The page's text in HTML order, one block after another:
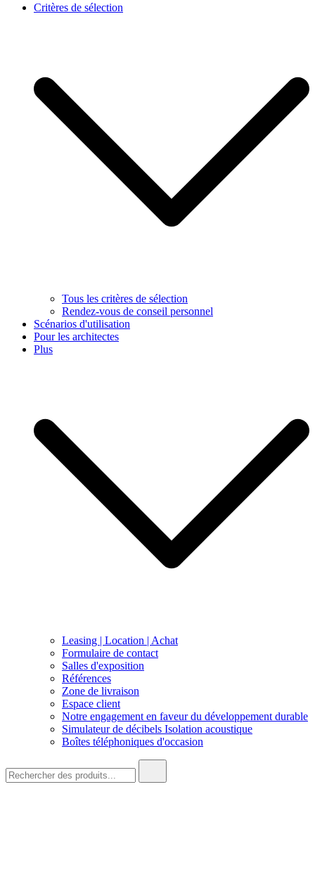
Critères de sélection
Tous les critères de sélection
Rendez-vous de conseil personnel
Scénarios d'utilisation
Pour les architectes
Plus
Leasing | Location | Achat
Formulaire de contact
Salles d'exposition
Références
Zone de livraison
Espace client
Notre engagement en faveur du développement durable
Simulateur de décibels Isolation acoustique
Boîtes téléphoniques d'occasion
de